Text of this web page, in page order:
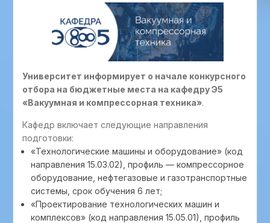
Университет информирует о начале конкурсного
отбора на бюджетные места на кафедру Э5
«Вакуумная и компрессорная техника».
Кафедр включает следующие направления
подготовки:
«Технологические машины и оборудование» (код
направления 15.03.02), профиль — компрессорное
оборудование, нефтегазовые и газотранспортные
системы, срок обучения 6 лет;
«Проектирование технологических машин и
комплексов» (код направления 15.05.01), профиль